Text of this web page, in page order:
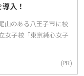
入！
山のある八王子市に校
女子校「東京純心女子
(PR)